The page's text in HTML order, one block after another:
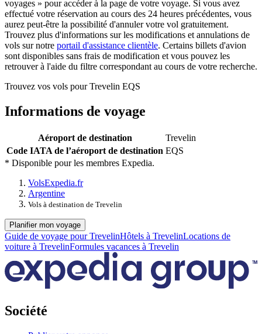
voyages » pour accéder à la page de votre voyage. Si vous avez
effectué votre réservation au cours des 24 heures précédentes, vous
aurez peut-être la possibilité d'annuler votre vol gratuitement.
Trouvez plus d'informations sur les modifications et annulations de
vols sur notre portail d'assistance clientèle. Certains billets d'avion
sont disponibles sans frais de modification et vous pouvez les
retrouver à l'aide du filtre correspondant au cours de votre recherche.
Trouvez vos vols pour Trevelin EQS
Informations de voyage
Aéroport de destination
Trevelin
Code IATA de l’aéroport de destination EQS
* Disponible pour les membres Expedia.
VolsExpedia.fr
Argentine
Vols à destination de Trevelin
Planifier mon voyage
Guide de voyage pour TrevelinHôtels à TrevelinLocations de
voiture à TrevelinFormules vacances à Trevelin
Société